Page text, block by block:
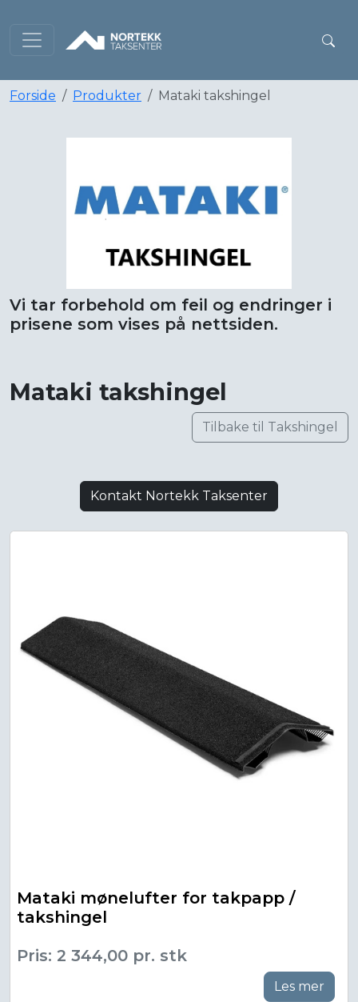
Forside Produkter Mataki takshingel
Vi tar forbehold om feil og endringer i
prisene som vises på nettsiden.
Mataki takshingel
Tilbake til Takshingel
Kontakt Nortekk Taksenter
Mataki mønelufter for takpapp /
takshingel
Pris: 2 344,00 pr. stk
Les mer